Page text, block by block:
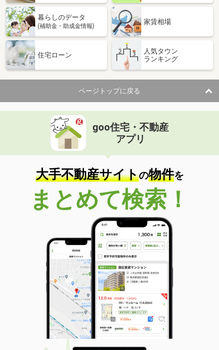
暮らしのデータ
(補助金・助成金情報)
家賃相場
住宅ローン
人気タウン
ランキング
ページトップに戻る
goo住宅・不動産
アプリ
大手不動産サイトの物件を
まとめて検索！